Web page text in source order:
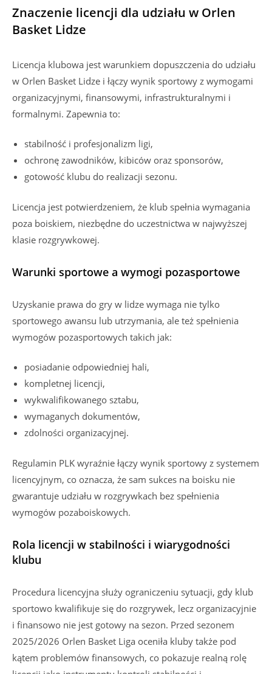
Znaczenie licencji dla udziału w Orlen
Basket Lidze
Licencja klubowa jest warunkiem dopuszczenia do udziału
w Orlen Basket Lidze i łączy wynik sportowy z wymogami
organizacyjnymi, finansowymi, infrastrukturalnymi i
formalnymi. Zapewnia to:
stabilność i profesjonalizm ligi,
ochronę zawodników, kibiców oraz sponsorów,
gotowość klubu do realizacji sezonu.
Licencja jest potwierdzeniem, że klub spełnia wymagania
poza boiskiem, niezbędne do uczestnictwa w najwyższej
klasie rozgrywkowej.
Warunki sportowe a wymogi pozasportowe
Uzyskanie prawa do gry w lidze wymaga nie tylko
sportowego awansu lub utrzymania, ale też spełnienia
wymogów pozasportowych takich jak:
posiadanie odpowiedniej hali,
kompletnej licencji,
wykwalifikowanego sztabu,
wymaganych dokumentów,
zdolności organizacyjnej.
Regulamin PLK wyraźnie łączy wynik sportowy z systemem
licencyjnym, co oznacza, że sam sukces na boisku nie
gwarantuje udziału w rozgrywkach bez spełnienia
wymogów pozaboiskowych.
Rola licencji w stabilności i wiarygodności
klubu
Procedura licencyjna służy ograniczeniu sytuacji, gdy klub
sportowo kwalifikuje się do rozgrywek, lecz organizacyjnie
i finansowo nie jest gotowy na sezon. Przed sezonem
2025/2026 Orlen Basket Liga oceniła kluby także pod
kątem problemów finansowych, co pokazuje realną rolę